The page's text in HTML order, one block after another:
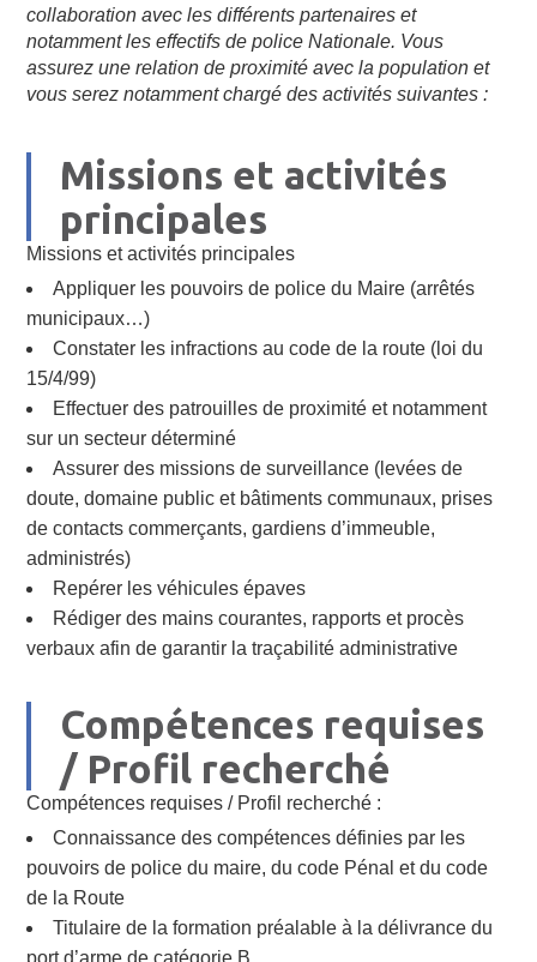
collaboration avec les différents partenaires et
notamment les effectifs de police Nationale. Vous
assurez une relation de proximité avec la population et
vous serez notamment chargé des activités suivantes :
Missions et activités
principales
Missions et activités principales
Appliquer les pouvoirs de police du Maire (arrêtés
municipaux…)
Constater les infractions au code de la route (loi du
15/4/99)
Effectuer des patrouilles de proximité et notamment
sur un secteur déterminé
Assurer des missions de surveillance (levées de
doute, domaine public et bâtiments communaux, prises
de contacts commerçants, gardiens d’immeuble,
administrés)
Repérer les véhicules épaves
Rédiger des mains courantes, rapports et procès
verbaux afin de garantir la traçabilité administrative
Compétences requises
/ Profil recherché
Compétences requises / Profil recherché :
Connaissance des compétences définies par les
pouvoirs de police du maire, du code Pénal et du code
de la Route
Titulaire de la formation préalable à la délivrance du
port d’arme de catégorie B